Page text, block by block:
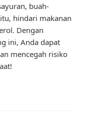
buah-
hindari makanan
Dengan
ini, Anda dapat
mencegah risiko